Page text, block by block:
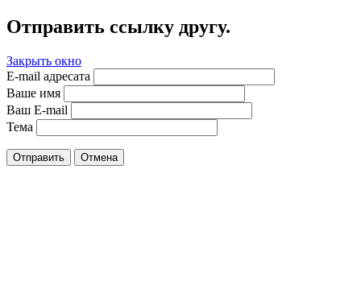
Отправить ссылку другу.
Закрыть окно
E-mail адресата
Ваше имя
Ваш E-mail
Тема
Отправить Отмена